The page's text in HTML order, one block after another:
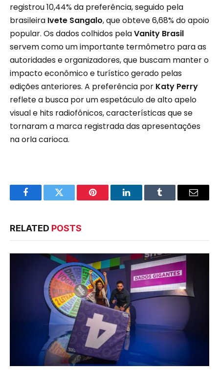
registrou 10,44% da preferência, seguido pela
brasileira Ivete Sangalo, que obteve 6,68% do apoio
popular. Os dados colhidos pelaVanity Brasil
servem como um importante termômetro para as
autoridades e organizadores, que buscam manter o
impacto econômico e turístico gerado pelas
edições anteriores. A preferência por Katy Perry
reflete a busca por um espetáculo de alto apelo
visual e hits radiofônicos, características que se
tornaram a marca registrada das apresentações
na orla carioca.
FacebookTwitter Pinterest LinkedInTumblr Email
RELATED POSTS